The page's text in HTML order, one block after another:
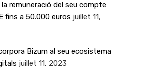
la remuneració del seu compte
fins a 50.000 euros juillet 11,
Bizum al seu ecosistema
juillet 11, 2023